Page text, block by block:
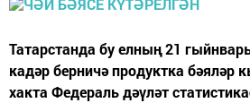
Татарстанда бу елның 21
кадәр берничә продуктка бәяләр
хакта Федераль дәүләт